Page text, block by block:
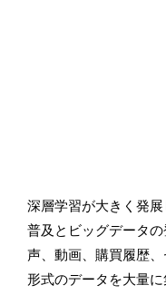
深層学習が大きく発
普及とビッグデータ
声、動画、購買履歴
形式のデータを大量